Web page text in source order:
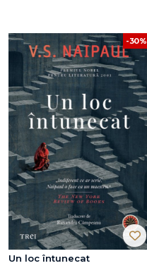
-30%
Un loc întunecat